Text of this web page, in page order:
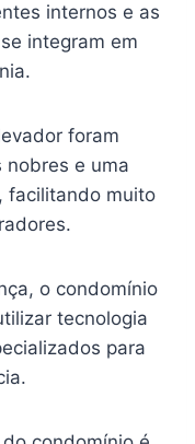
internos e as
integram em
foram
nobres e uma
facilitando muito
o condomínio
tecnologia
para